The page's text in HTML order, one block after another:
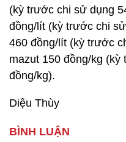
(kỳ trước chi sử dụng
đồng/lít (kỳ trước chi
460 đồng/lít (kỳ trước
mazut 150 đồng/kg
đồng/kg).
Diệu Thùy